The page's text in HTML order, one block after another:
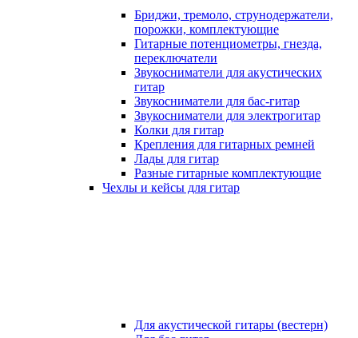
Бриджи, тремоло, струнодержатели,
порожки, комплектующие
Гитарные потенциометры, гнезда,
переключатели
Звукосниматели для акустических
гитар
Звукосниматели для бас-гитар
Звукосниматели для электрогитар
Колки для гитар
Крепления для гитарных ремней
Лады для гитар
Разные гитарные комплектующие
Чехлы и кейсы для гитар
Для акустической гитары (вестерн)